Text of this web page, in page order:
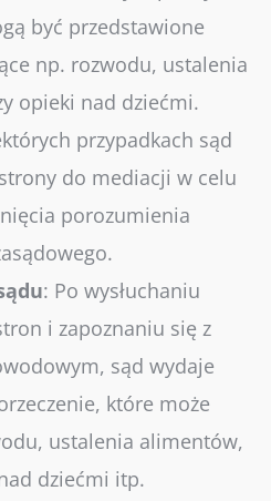
być przedstawione
np. rozwodu, ustalenia
opieki nad dziećmi.
przypadkach sąd
do mediacji w celu
porozumienia
: Po wysłuchaniu
i zapoznaniu się z
sąd wydaje
które może
ustalenia alimentów,
dziećmi itp.